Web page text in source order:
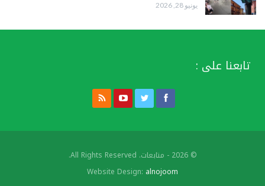
يونيو 28, 2026
تابعنا على :
© 2026 - متابعات. All Rights Reserved.
Website Design: alnojoom